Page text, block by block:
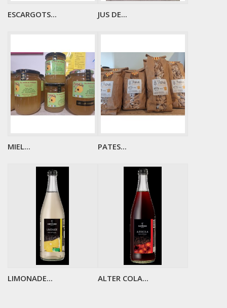
ESCARGOTS... JUS DE...
MIEL... PATES...
LIMONADE... ALTER COLA...